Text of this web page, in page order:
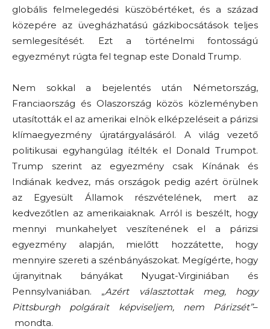
globális felmelegedési küszöbértéket, és a század
közepére az üvegházhatású gázkibocsátások teljes
semlegesítését. Ezt a történelmi fontosságú
egyezményt rúgta fel tegnap este Donald Trump.
Nem sokkal a bejelentés után Németország,
Franciaország és Olaszország közös közleményben
utasították el az amerikai elnök elképzeléseit a párizsi
klímaegyezmény újratárgyalásáról. A világ vezető
politikusai egyhangúlag ítélték el Donald Trumpot.
Trump szerint az egyezmény csak Kínának és
Indiának kedvez, más országok pedig azért örülnek
az Egyesült Államok részvételének, mert az
kedvezőtlen az amerikaiaknak. Arról is beszélt, hogy
mennyi munkahelyet veszítenének el a párizsi
egyezmény alapján, mielőtt hozzátette, hogy
mennyire szereti a szénbányászokat. Megígérte, hogy
újranyitnak bányákat Nyugat-Virginiában és
Pennsylvaniában. „Azért választottak meg, hogy
Pittsburgh polgárait képviseljem, nem Párizsét”–
mondta.